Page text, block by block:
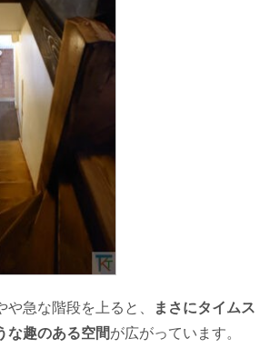
急な階段を上ると、
まさにタイムス
な趣のある空間が広がっています。